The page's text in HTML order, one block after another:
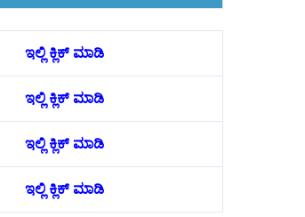
ಇಲ್ಲಿ ಕ್ಲಿಕ್ ಮಾಡಿ
ಇಲ್ಲಿ ಕ್ಲಿಕ್ ಮಾಡಿ
ಇಲ್ಲಿ ಕ್ಲಿಕ್ ಮಾಡಿ
ಇಲ್ಲಿ ಕ್ಲಿಕ್ ಮಾಡಿ